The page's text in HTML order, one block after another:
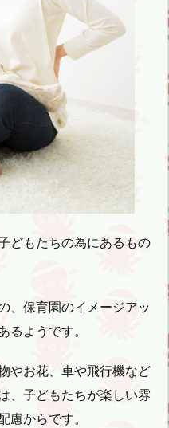
どもたちの為にあるもの
、保育園のイメージアッ
るようです。
やお花、車や飛行機など
、子どもたちが楽しい雰
慮からです。